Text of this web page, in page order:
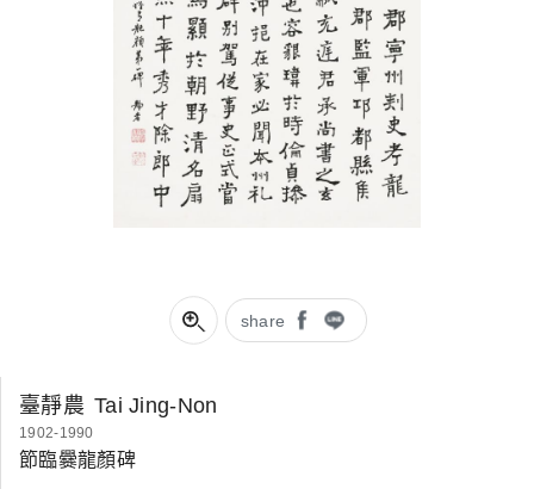
share
臺靜農 Tai Jing-Non
1902-1990
節臨爨龍顏碑